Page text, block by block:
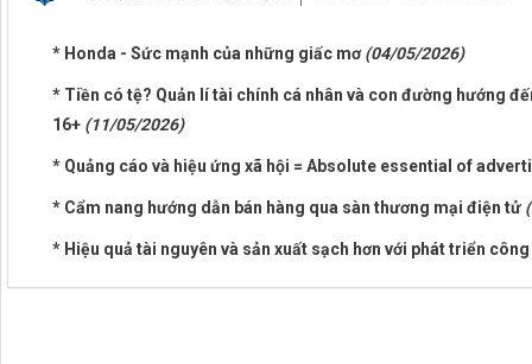
* Honda - Sức mạnh của những giấc mơ(04/05/2026)
* Tiền có tệ? Quản lí tài chính cá nhân và con đường hướng
16+ (11/05/2026)
* Quảng cáo và hiệu ứng xã hội = Absolute essential of
* Cẩm nang hướng dẫn bán hàng qua sàn thương mại điện tử
* Hiệu quả tài nguyên và sản xuất sạch hơn với phát triển